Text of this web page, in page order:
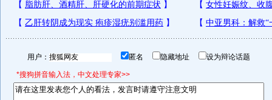
用户： 匿名 隐藏地址 设为辩论话题
*搜狗拼音输入法，中文处理专家>>